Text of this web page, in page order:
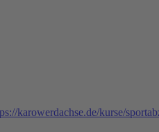
karowerdachse.de/kurse/